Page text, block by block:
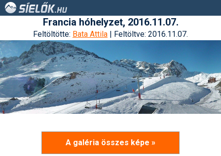
Francia hóhelyzet, 2016.11.07.
Feltöltötte: Bata Attila | Feltöltve: 2016.11.07.
A galéria összes képe »